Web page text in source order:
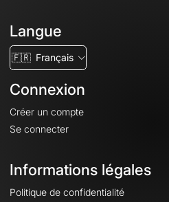
Langue
🇫🇷 Français
Connexion
Créer un compte
Se connecter
Informations légales
Politique de confidentialité